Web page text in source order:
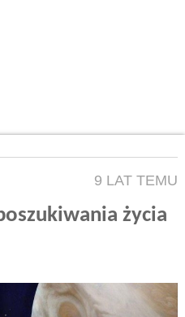
9 LAT TEMU
życia